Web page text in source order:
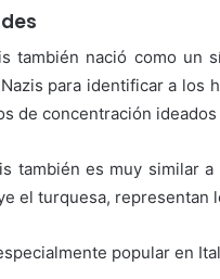
también nació como un
para identificar a los
de concentración
también es muy similar
el turquesa, representan
popular en